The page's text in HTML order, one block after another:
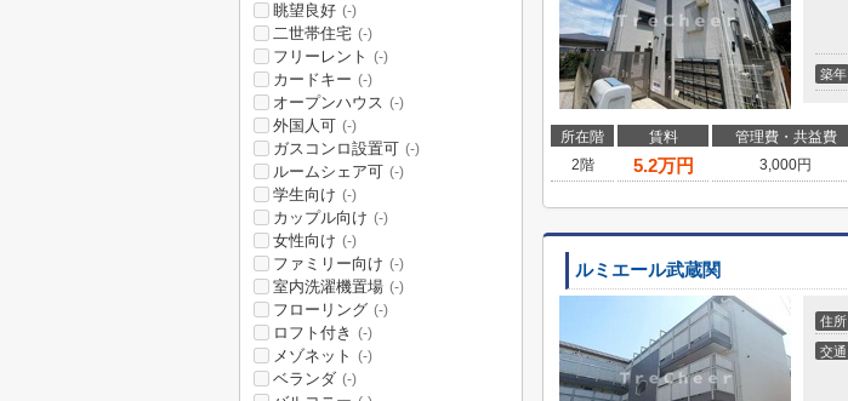
築年
所在階 賃料 管理費・共益費
2階
5.2万円 3,000円
ルミエール武蔵関
住所
交通
眺望良好 (-)
二世帯住宅 (-)
フリーレント (-)
カードキー (-)
オープンハウス (-)
外国人可 (-)
ガスコンロ設置可 (-)
ルームシェア可 (-)
学生向け (-)
カップル向け (-)
女性向け (-)
ファミリー向け (-)
室内洗濯機置場 (-)
フローリング (-)
ロフト付き (-)
メゾネット (-)
ベランダ (-)